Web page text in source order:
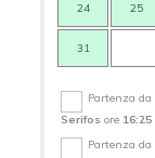
24 25
31
Partenza da
Serifos ore 16:25
Partenza da